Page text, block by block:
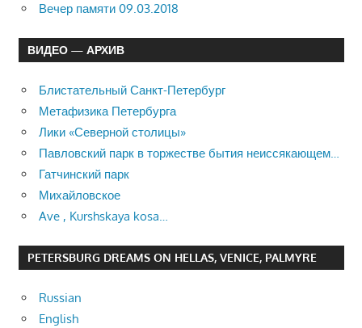
Вечер памяти 09.03.2018
ВИДЕО — АРХИВ
Блистательный Санкт-Петербург
Метафизика Петербурга
Лики «Северной столицы»
Павловский парк в торжестве бытия неиссякающем…
Гатчинский парк
Михайловское
Ave , Kurshskaya kosa…
PETERSBURG DREAMS ON HELLAS, VENICE, PALMYRE
Russian
English